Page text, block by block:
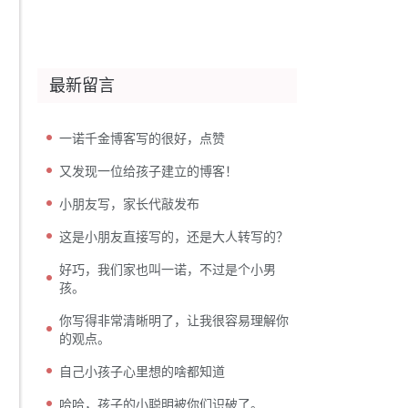
最新留言
一诺千金博客写的很好，点赞
又发现一位给孩子建立的博客！
小朋友写，家长代敲发布
这是小朋友直接写的，还是大人转写的？
好巧，我们家也叫一诺，不过是个小男
孩。
你写得非常清晰明了，让我很容易理解你
的观点。
自己小孩子心里想的啥都知道
哈哈，孩子的小聪明被你们识破了。